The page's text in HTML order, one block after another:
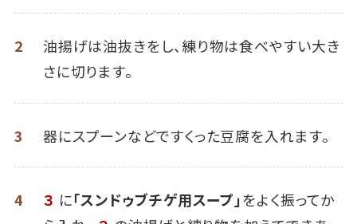
2
油揚げは油抜きをし、練り物は食べやすい大き
さに切ります。
3 器にスプーンなどですくった豆腐を入れます。
4 ３ に「スンドゥブチゲ用スープ」をよく振ってか